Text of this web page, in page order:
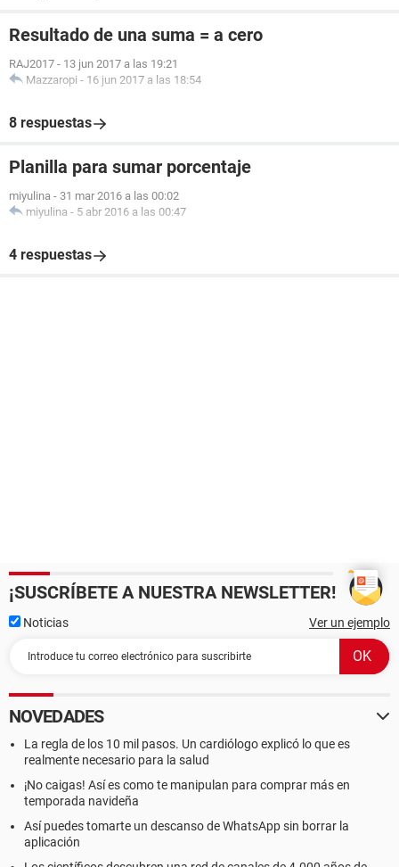
Resultado de una suma = a cero
RAJ2017 - 13 jun 2017 a las 19:21
Mazzaropi - 16 jun 2017 a las 18:54
8 respuestas
Planilla para sumar porcentaje
miyulina - 31 mar 2016 a las 00:02
miyulina - 5 abr 2016 a las 00:47
4 respuestas
¡SUSCRÍBETE A NUESTRA NEWSLETTER!
Noticias Ver un ejemplo
NOVEDADES
La regla de los 10 mil pasos. Un cardiólogo explicó lo que es
realmente necesario para la salud
¡No caigas! Así es como te manipulan para comprar más en
temporada navideña
Así puedes tomarte un descanso de WhatsApp sin borrar la
aplicación